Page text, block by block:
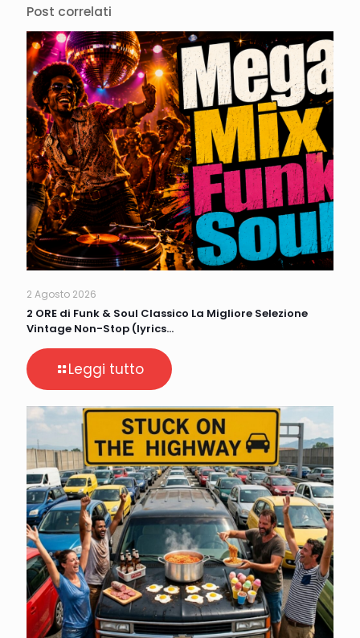
Post correlati
2 Agosto 2026
2 ORE di Funk & Soul Classico La Migliore Selezione
Vintage Non-Stop (lyrics…
Leggi tutto